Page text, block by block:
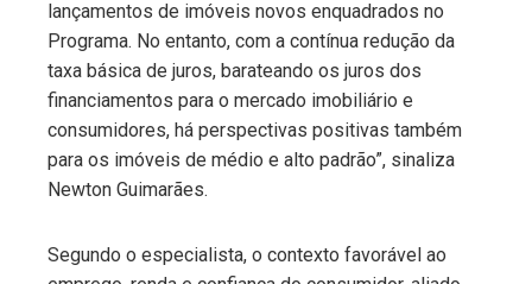
lançamentos de imóveis novos enquadrados no
Programa. No entanto, com a contínua redução da
taxa básica de juros, barateando os juros dos
financiamentos para o mercado imobiliário e
consumidores, há perspectivas positivas também
para os imóveis de médio e alto padrão”, sinaliza
Newton Guimarães.
Segundo o especialista, o contexto favorável ao